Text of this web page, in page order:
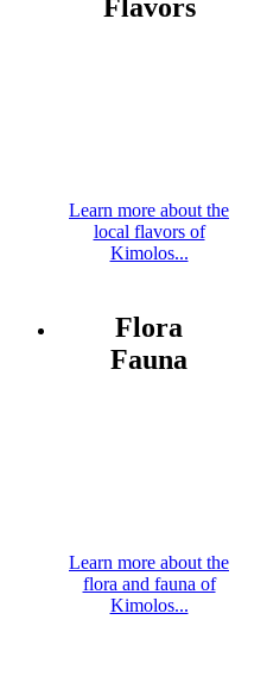
Flavors
Learn more about the
local flavors of
Kimolos...
Flora
Fauna
Learn more about the
flora and fauna of
Kimolos...